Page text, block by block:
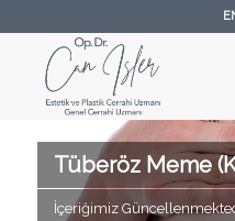
Tüberöz Meme
İçeriğimiz